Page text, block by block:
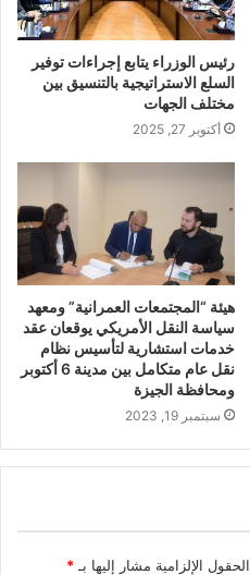
رئيس الوزراء يتابع إجراءات توفير
السلع الاستراتيجية بالتنسيق بين
مختلف الجهات
أكتوبر 27, 2025
هيئة “المجتمعات العمرانية” ومعهد
سياسة النقل الأمريكي يوقعان عقد
خدمات استشارية لتأسيس نظام
نقل عام متكامل بين مدينة 6 أكتوبر
ومحافظة الجيزة
سبتمبر 19, 2023
الحقول الإلزامية مشار إليها بـ *